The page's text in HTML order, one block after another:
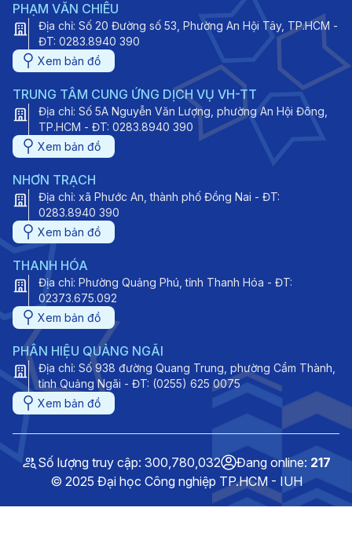
PHẠM VĂN CHIÊU
Địa chỉ: Số 20 Đường số 53, Phường An Hội Tây, TP.HCM -
ĐT: 0283.8940 390
Xem bản đồ
TRUNG TÂM CUNG ỨNG DỊCH VỤ VH-TT
Địa chỉ: Số 5A Nguyễn Văn Lượng, phường An Hội Đông,
TP.HCM - ĐT: 0283.8940 390
Xem bản đồ
NHƠN TRẠCH
Địa chỉ: xã Phước An, thành phố Đồng Nai - ĐT:
0283.8940 390
Xem bản đồ
THANH HÓA
Địa chỉ: Phường Quảng Phú, tỉnh Thanh Hóa - ĐT:
02373.675.092
Xem bản đồ
PHÂN HIỆU QUẢNG NGÃI
Địa chỉ: Số 938 đường Quang Trung, phường Cẩm Thành,
tỉnh Quảng Ngãi - ĐT: (0255) 625 0075
Xem bản đồ
Số lượng truy cập: 300,780,032 Đang online: 217
© 2025 Đại học Công nghiệp TP.HCM - IUH